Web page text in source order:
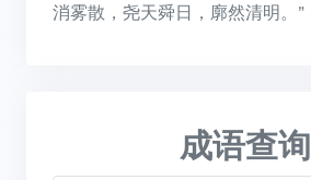
消雾散，尧天舜日，廓然清明。”
成语查询